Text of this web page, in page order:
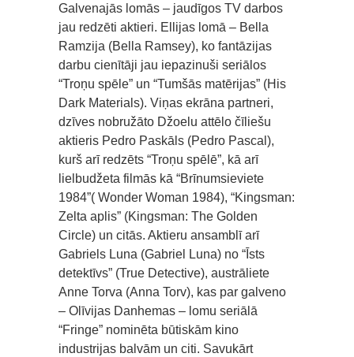
Galvenajās lomās – jaudīgos TV darbos
jau redzēti aktieri. Ellijas lomā – Bella
Ramzija (Bella Ramsey), ko fantāzijas
darbu cienītāji jau iepazinuši seriālos
“Troņu spēle” un “Tumšās matērijas” (His
Dark Materials). Viņas ekrāna partneri,
dzīves nobružāto Džoelu attēlo čīliešu
aktieris Pedro Paskāls (Pedro Pascal),
kurš arī redzēts “Troņu spēlē”, kā arī
lielbudžeta filmās kā “Brīnumsieviete
1984”( Wonder Woman 1984), “Kingsman:
Zelta aplis” (Kingsman: The Golden
Circle) un citās. Aktieru ansamblī arī
Gabriels Luna (Gabriel Luna) no “Īsts
detektīvs” (True Detective), austrāliete
Anne Torva (Anna Torv), kas par galveno
– Olīvijas Danhemas – lomu seriālā
“Fringe” nominēta būtiskām kino
industrijas balvām un citi. Savukārt